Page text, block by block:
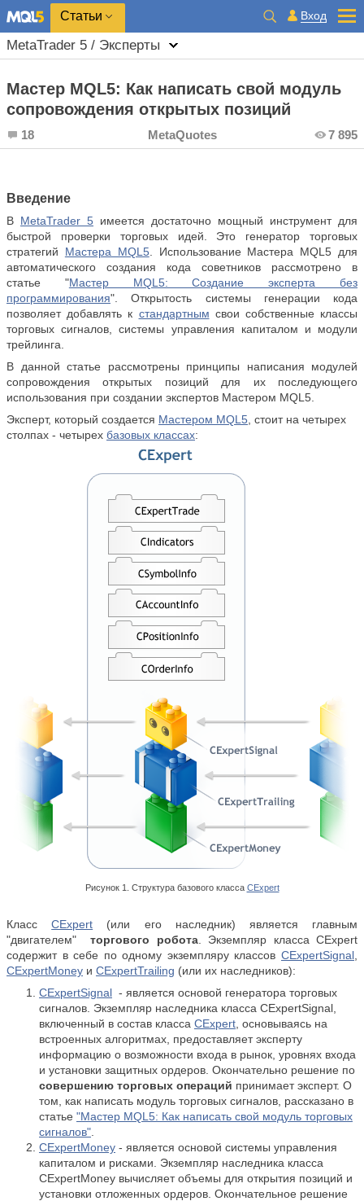
Статьи Вход
MetaTrader 5 / Эксперты
Мастер MQL5: Как написать свой модуль
сопровождения открытых позиций
18 MetaQuotes 7 895
Введение
В MetaTrader 5 имеется достаточно мощный инструмент для
быстрой проверки торговых идей. Это генератор торговых
стратегий Мастера MQL5. Использование Мастера MQL5 для
автоматического создания кода советников рассмотрено в
статье "Мастер MQL5: Создание эксперта без
программирования". Открытость системы генерации кода
позволяет добавлять к стандартным свои собственные классы
торговых сигналов, системы управления капиталом и модули
трейлинга.
В данной статье рассмотрены принципы написания модулей
сопровождения открытых позиций для их последующего
использования при создании экспертов Мастером MQL5.
Эксперт, который создается Мастером MQL5 , стоит на четырех
столпах - четырех базовых классах:
Рисунок 1. Структура базового класса CExpert
КлассCExpert (или его наследник) является главным
"двигателем" торгового робота. Экземпляр класса CExpert
содержит в себе по одному экземпляру классов CExpertSignal
CExpertMoney и CExpertTrailing (или их наследников):
CExpertSignal - является основой генератора торговых
сигналов. Экземпляр наследника класса CExpertSignal,
включенный в состав класса CExpert , основываясь на
встроенных алгоритмах, предоставляет эксперту
информацию о возможности входа в рынок, уровнях входа
и установки защитных ордеров. Окончательно решение по
совершению торговых операций принимает эксперт. О
том, как написать модуль торговых сигналов, рассказано в
статье "Мастер MQL5: Как написать свой модуль торговых
сигналов"
CExpertMoney - является основой системы управления
капиталом и рисками. Экземпляр наследника класса
CExpertMoney вычисляет объемы для открытия позиций и
установки отложенных ордеров. Окончательное решение